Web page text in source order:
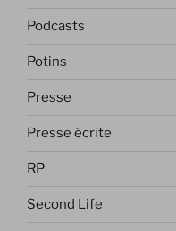
Podcasts
Potins
Presse
Presse écrite
RP
Second Life